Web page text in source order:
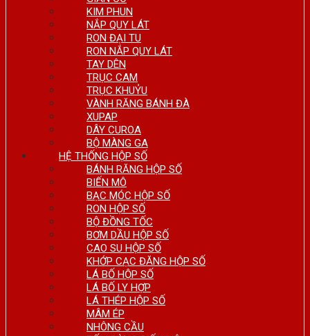
KIM PHUN
NẮP QUY LÁT
RON ĐẠI TU
RON NẮP QUY LÁT
TAY DÊN
TRỤC CAM
TRỤC KHUỶU
VÀNH RĂNG BÁNH ĐÀ
XUPAP
DÂY CUROA
BỘ MÀNG GA
HỆ THỐNG HỘP SỐ
BÁNH RĂNG HỘP SỐ
BIẾN MÔ
BẠC MÓC HỘP SỐ
RON HỘP SỐ
BỘ ĐỒNG TỐC
BƠM DẦU HỘP SỐ
CAO SU HỘP SỐ
KHỚP CẠC ĐĂNG HỘP SỐ
LÁ BỐ HỘP SỐ
LÁ BỐ LY HỢP
LÁ THÉP HỘP SỐ
MÂM ÉP
NHÔNG CẦU